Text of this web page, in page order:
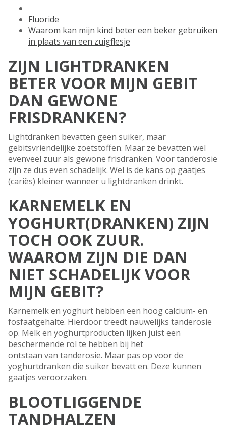
Fluoride
Waarom kan mijn kind beter een beker gebruiken
in plaats van een zuigflesje
ZIJN LIGHTDRANKEN
BETER VOOR MIJN GEBIT
DAN GEWONE
FRISDRANKEN?
Lightdranken bevatten geen suiker, maar
gebitsvriendelijke zoetstoffen. Maar ze bevatten wel
evenveel zuur als gewone frisdranken. Voor tanderosie
zijn ze dus even schadelijk. Wel is de kans op gaatjes
(cariës) kleiner wanneer u lightdranken drinkt.
KARNEMELK EN
YOGHURT(DRANKEN) ZIJN
TOCH OOK ZUUR.
WAAROM ZIJN DIE DAN
NIET SCHADELIJK VOOR
MIJN GEBIT?
Karnemelk en yoghurt hebben een hoog calcium- en
fosfaatgehalte. Hierdoor treedt nauwelijks tanderosie
op. Melk en yoghurtproducten lijken juist een
beschermende rol te hebben bij het
ontstaan van tanderosie. Maar pas op voor de
yoghurtdranken die suiker bevatt en. Deze kunnen
gaatjes veroorzaken.
BLOOTLIGGENDE
TANDHALZEN